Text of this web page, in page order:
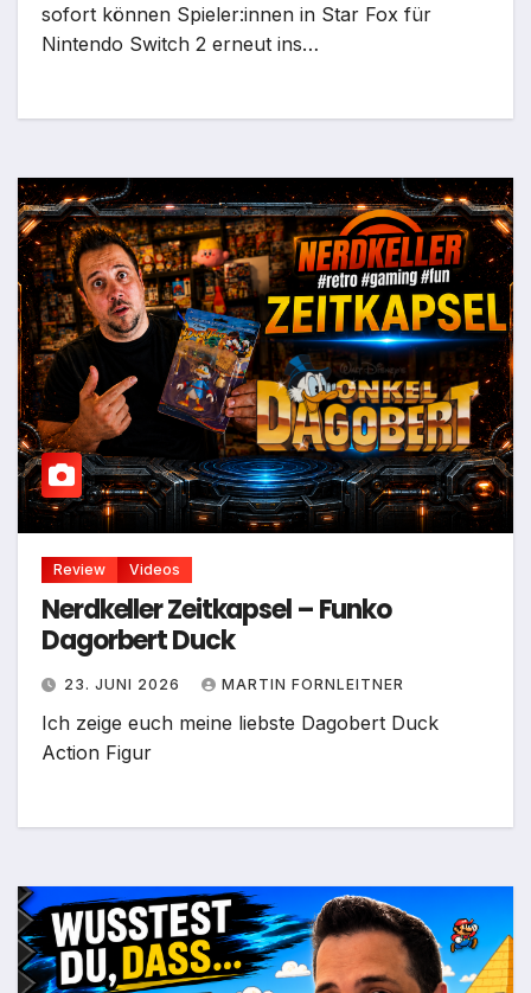
sofort können Spieler:innen in Star Fox für
Nintendo Switch 2 erneut ins…
Review Videos
Nerdkeller Zeitkapsel – Funko
Dagorbert Duck
23. JUNI 2026 MARTIN FORNLEITNER
Ich zeige euch meine liebste Dagobert Duck
Action Figur